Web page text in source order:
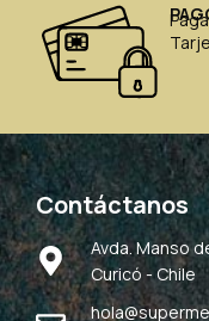
Contáctanos
Avda. Manso
Curicó - Chile